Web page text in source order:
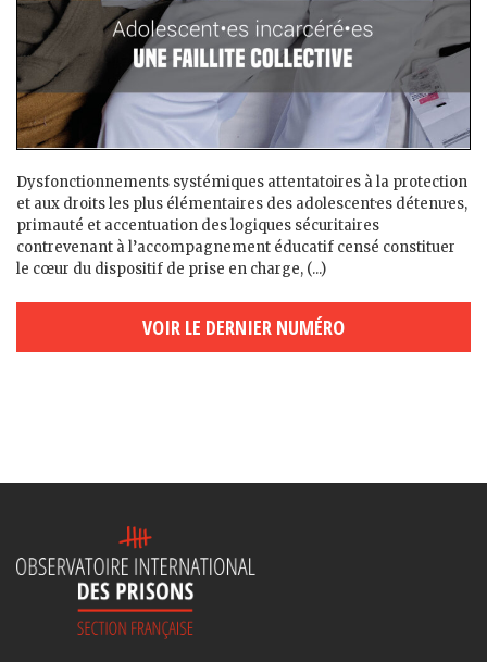
Dysfonctionnements systémiques attentatoires à la protection
et aux droits les plus élémentaires des adolescent·es détenu·es,
primauté et accentuation des logiques sécuritaires
contrevenant à l’accompagnement éducatif censé constituer
le cœur du dispositif de prise en charge, (...)
VOIR LE DERNIER NUMÉRO